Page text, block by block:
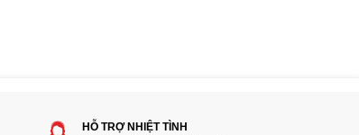
HỖ TRỢ NHIỆT TÌNH